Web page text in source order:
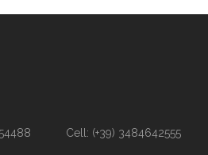
Cell: (+39) 3484642555